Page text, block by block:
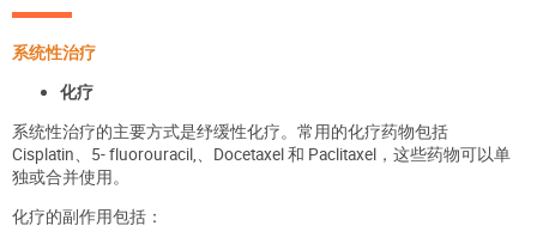
系统性治疗
化疗
系统性治疗的主要方式是纾缓性化疗。常用的化疗药物包括
Cisplatin、5- fluorouracil,、Docetaxel 和 Paclitaxel，这些药物可以单
独或合并使用。
化疗的副作用包括：